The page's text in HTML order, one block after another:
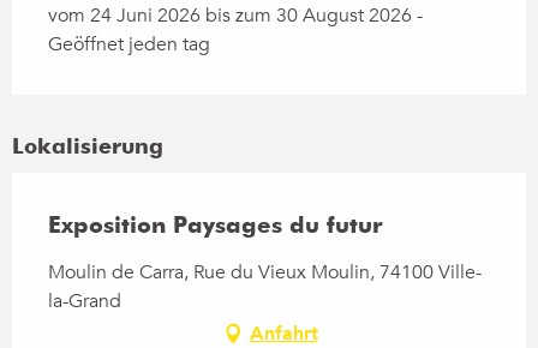
vom 24 Juni 2026 bis zum 30 August 2026 -
Geöffnet jeden tag
Lokalisierung
Exposition Paysages du futur
Moulin de Carra, Rue du Vieux Moulin, 74100 Ville-
la-Grand
Anfahrt